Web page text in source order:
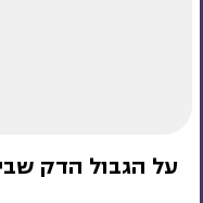
על הגבול הדק